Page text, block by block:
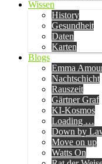
Wissen
History
Gesundheit
Daten
Karten
Blogs
Emma
Nachtschicht
Rauszeit
Gärtner Graf
KI-Kosmos
Loading …
Down by
Move on up
Watts On